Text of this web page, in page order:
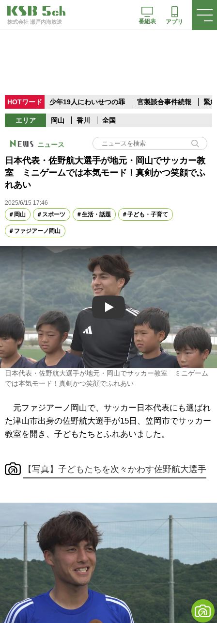
株式会社 瀬戸内海放送 番組表 アプリ
HOTワード 少年19人にわいせつの罪 官製談合事件続報 緊
エリア 岡山 香川 全国
ニュース
日本代表・佐野航大選手が地元・岡山でサッカー教
室 ミニゲームでは本気モード！真剣かつ笑顔でふ
れあい
2025/6/15 17:46
岡山
スポーツ 生活・話題 子ども・子育て
ファジアーノ岡山
Play
日本代表・佐野航大選手が地元・岡山でサッカー教室 ミニゲーム
では本気モード！真剣かつ笑顔でふれあい
元ファジアーノ岡山で、サッカー日本代表にも選ばれ
た津山市出身の佐野航大選手が15日、笠岡市でサッカー
教室を開き、子どもたちとふれあいました。
【写真】子どもたちを次々かわす佐野航大選手